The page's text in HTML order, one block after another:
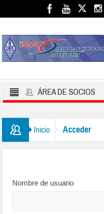
ÁREA DE SOCIOS
Inicio Acceder
Nombre de usuario